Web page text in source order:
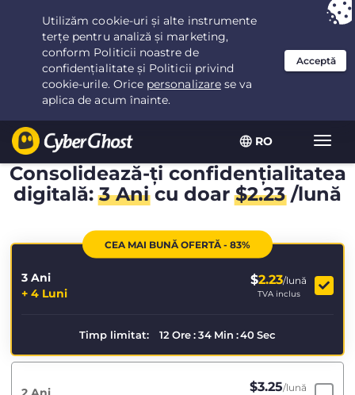
RO
Ai ales:Cea mai bună ofertăpentru 3.3333333333333ani la $
/lună
Consolidează-ți confidențialitatea
digitală:3 Anicu doar$2.23/lună
CEA MAI BUNĂ OFERTĂ - 83%
3 Ani
+ 4 Luni
$2.23/lună
TVA inclus
Timp limitat: 12 Ore:34 Min :40Sec
$3.25/lună